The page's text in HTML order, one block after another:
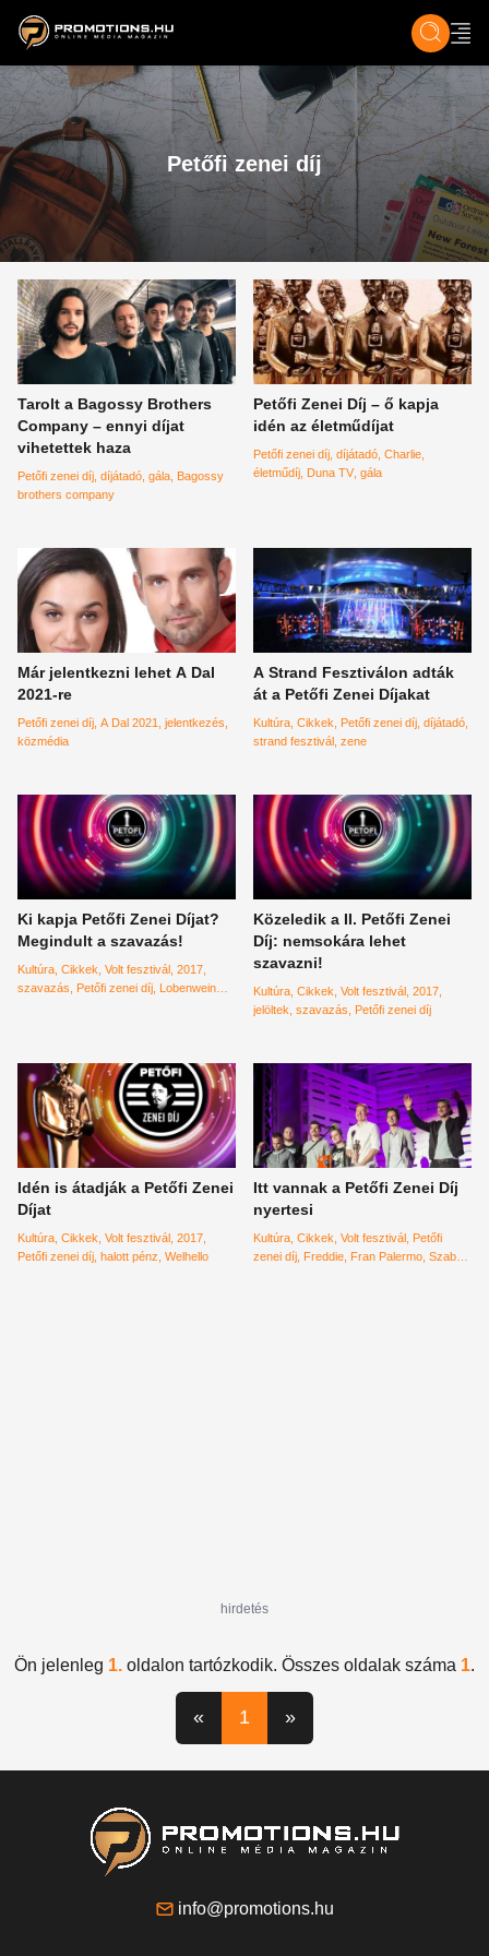
ZENE, FILM & KULT ÉLET TECH &
Petőfi zenei díj
Tarolt a Bagossy Brothers
Company – ennyi díjat
vihetettek haza
Petőfi zenei díj díjátadó gála Bagossy
brothers company
Petőfi Zenei Díj – ő kapja
idén az életműdíjat
Petőfi zenei díj díjátadó Charlie
életműdíj Duna TV gála
Már jelentkezni lehet A Dal
2021-re
Petőfi zenei díj A Dal 2021
jelentkezés
közmédia
A Strand Fesztiválon adták
át a Petőfi Zenei Díjakat
Kultúra Cikkek Petőfi zenei díj díjátadó
strand fesztivál zene
Ki kapja Petőfi Zenei Díjat?
Megindult a szavazás!
Kultúra Cikkek Volt fesztivál 2017
szavazás
Petőfi zenei díj Lobenwein
Közeledik a II. Petőfi Zenei
Díj: nemsokára lehet
szavazni!
Kultúra Cikkek Volt fesztivál 2017
jelöltek szavazás Petőfi zenei díj
Idén is átadják a Petőfi Zenei
Díjat
Kultúra Cikkek Volt fesztivál 2017
Petőfi zenei díj halott pénz Welhello
Itt vannak a Petőfi Zenei Díj
nyertesi
Kultúra Cikkek Volt fesztivál Petőfi
zenei díj Freddie Fran Palermo Szabó
hirdetés
Ön jelenleg 1. oldalon tartózkodik. Összes oldalak száma 1.
« 1 »
info@promotions.hu